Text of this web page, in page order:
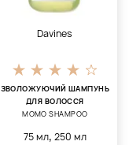
Davines
ЗВОЛОЖУЮЧИЙ ШАМПУНЬ
ДЛЯ ВОЛОССЯ
MOMO SHAMPOO
75 мл, 250 мл